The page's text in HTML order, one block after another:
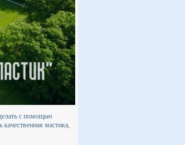
с помощью
мастика,